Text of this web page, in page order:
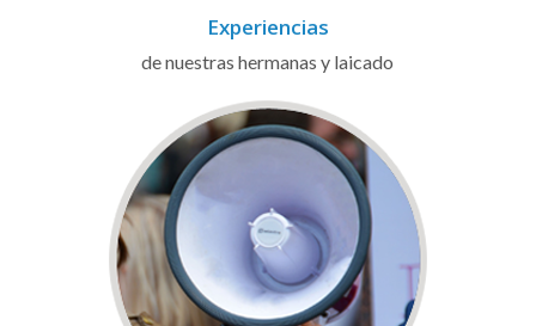
Experiencias
de nuestras hermanas y laicado